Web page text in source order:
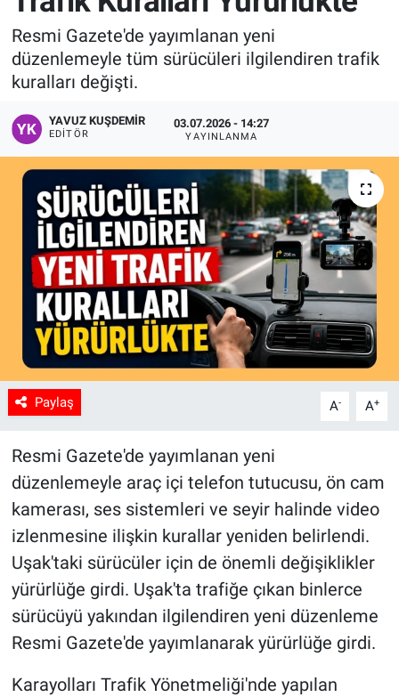
Resmi Gazete'de yayımlanan yeni
düzenlemeyle tüm sürücüleri ilgilendiren trafik
kuralları değişti.
YAVUZ KUŞDEMIR
EDITÖR
03.07.2026 - 14:27
YAYINLANMA
Paylaş A- A+
Resmi Gazete'de yayımlanan yeni
düzenlemeyle araç içi telefon tutucusu, ön cam
kamerası, ses sistemleri ve seyir halinde video
izlenmesine ilişkin kurallar yeniden belirlendi.
Uşak'taki sürücüler için de önemli değişiklikler
yürürlüğe girdi. Uşak'ta trafiğe çıkan binlerce
sürücüyü yakından ilgilendiren yeni düzenleme
Resmi Gazete'de yayımlanarak yürürlüğe girdi.
Karayolları Trafik Yönetmeliği'nde yapılan
Manşet
Resmi İlanlar
Sağlık
Son Dakika
Spor
Uşak Haberleri